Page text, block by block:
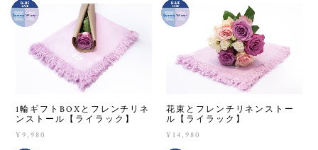
1輪ギフトBOXとフレンチリネ
ンストール【ライラック】
¥9,980
花束とフレンチリネンストー
ル【ライラック】
¥14,980